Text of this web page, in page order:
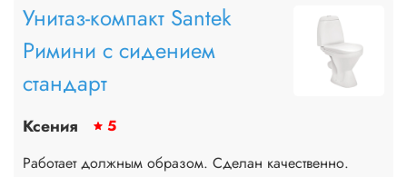
Унитаз-компакт Santek
Римини с сидением
стандарт
Ксения
5
Работает должным образом. Сделан качественно.